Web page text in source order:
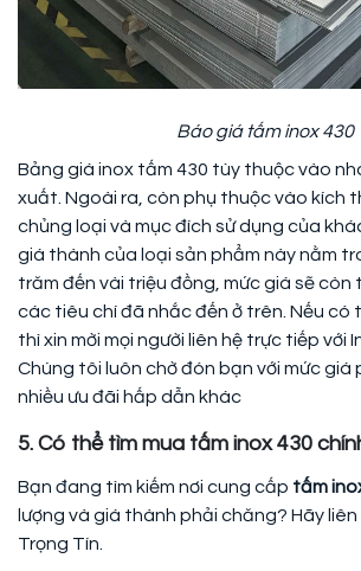
Báo giá tấm inox 430
Bảng giá inox tấm 430 tùy thuộc vào
xuất. Ngoài ra, còn phụ thuộc vào kích
chủng loại và mục đích sử dụng của
giá thành của loại sản phẩm này nằm
trăm đến vài triệu đồng, mức giá sẽ còn
các tiêu chí đã nhắc đến ở trên. Nếu có
thì xin mời mọi người liên hệ trực tiếp với
Chúng tôi luôn chờ đón bạn với mức giá
nhiều ưu đãi hấp dẫn khác
5. Có thể tìm mua tấm inox 430
Bạn đang tìm kiếm nơi cung cấp tấm
lượng và giá thành phải chăng? Hãy liên
Trọng Tín.